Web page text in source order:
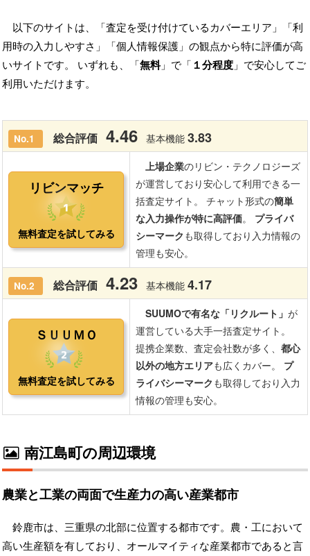
以下のサイトは、「査定を受け付けているカバーエリア」「利
用時の入力しやすさ」「個人情報保護」の観点から特に評価が高
いサイトです。 いずれも、「無料」で「 １分程度 」で安心してご
利用いただけます。
南江島町の周辺環境
農業と工業の両面で生産力の高い産業都市
鈴鹿市は、三重県の北部に位置する都市です。農・工において
高い生産額を有しており、オールマイティな産業都市であると言